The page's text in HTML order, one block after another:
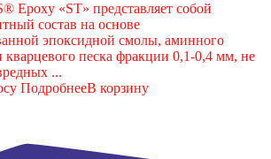
Epoxy «ST» представляет собой
состав на основе
эпоксидной смолы, аминного
кварцевого песка фракции 0,1-0,4 мм, не
...
ПодробнееВ корзину